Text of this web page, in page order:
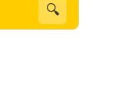
🔍